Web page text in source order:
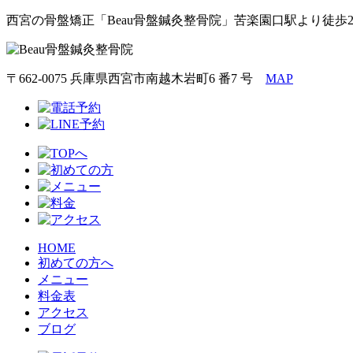
西宮の骨盤矯正「Beau骨盤鍼灸整骨院」苦楽園口駅より徒歩
〒662-0075 兵庫県西宮市南越木岩町6 番7 号 MAP
HOME
初めての方へ
メニュー
料金表
アクセス
ブログ